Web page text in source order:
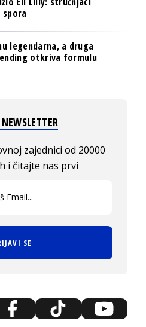
legendarna, a druga
otkriva formulu
zajednici od 20000
i čitajte nas prvi
SE